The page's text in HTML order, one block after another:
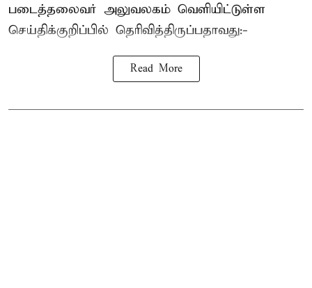
படைத்தலைவர் அலுவலகம் வெளியிட்டுள்ள
செய்திக்குறிப்பில் தெரிவித்திருப்பதாவது:-
Read More